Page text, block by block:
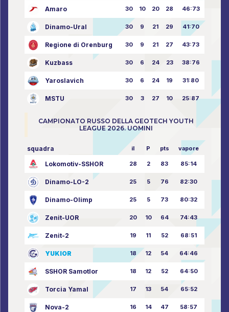
Amaro 30 10 20 28 46:73
Dinamo-Ural 30 9 21 29 41:70
Regione di Orenburg 30 9 21 27 43:73
Kuzbass 30 6 24 23 38:76
Yaroslavich 30 6 24 19 31:80
MSTU 30 3 27 10 25:87
CAMPIONATO RUSSO DELLA GEOTECH YOUTH
LEAGUE 2026. UOMINI
squadra il P pts vapore
Lokomotiv-SSHOR 28 2 83 85:14
Dinamo-LO-2 25 5 76 82:30
Dinamo-Olimp 25 5 73 80:32
Zenit-UOR 20 10 64 74:43
Zenit-2 19 11 52 68:51
YUKIOR 18 12 54 64:46
SSHOR Samotlor 18 12 52 64:50
Torcia Yamal 17 13 54 65:52
Nova-2 16 14 47 58:57